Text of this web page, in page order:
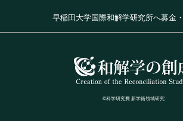
早稲田大学国際和解学研究所へ募金
©科学研究費 新学術領域研究